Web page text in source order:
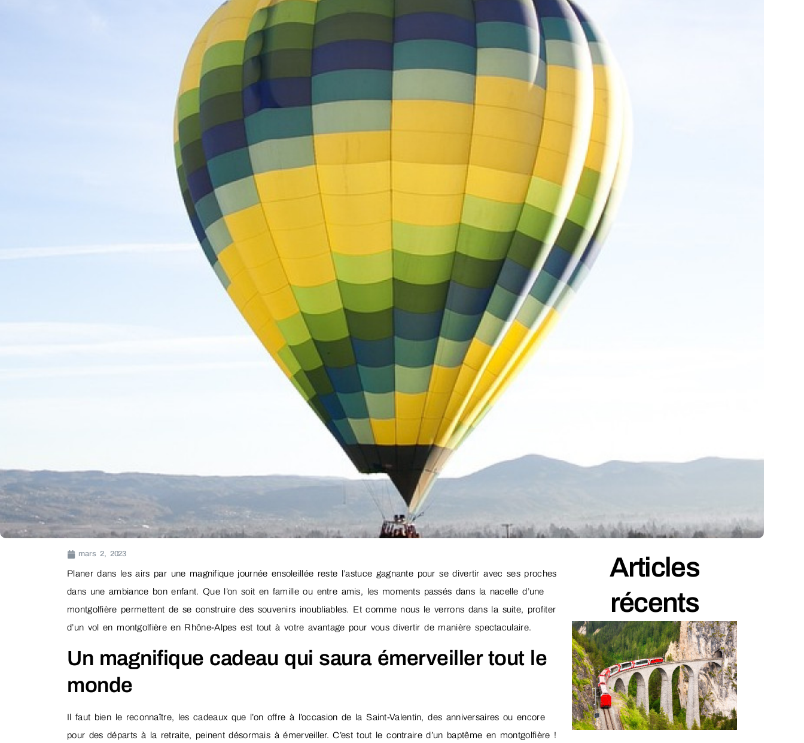
mars 2, 2023
Planer dans les airs par une magnifique journée ensoleillée reste l’astuce gagnante pour se divertir avec ses proches
dans une ambiance bon enfant. Que l’on soit en famille ou entre amis, les moments passés dans la nacelle d’une
montgolfière permettent de se construire des souvenirs inoubliables. Et comme nous le verrons dans la suite, profiter
d’un vol en montgolfière en Rhône-Alpes est tout à votre avantage pour vous divertir de manière spectaculaire.
Un magnifique cadeau qui saura émerveiller tout le
monde
Il faut bien le reconnaître, les cadeaux que l’on offre à l’occasion de la Saint-Valentin, des anniversaires ou encore
pour des départs à la retraite, peinent désormais à émerveiller. C’est tout le contraire d’un baptême en montgolfière !
Articles
récents